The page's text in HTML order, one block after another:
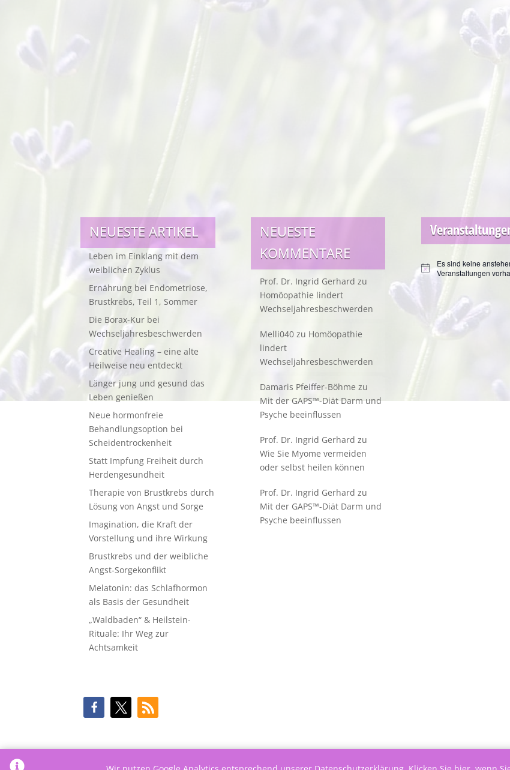
NEUESTE ARTIKEL
Leben im Einklang mit dem
weiblichen Zyklus
Ernährung bei Endometriose,
Brustkrebs, Teil 1, Sommer
Die Borax-Kur bei
Wechseljahresbeschwerden
Creative Healing – eine alte
Heilweise neu entdeckt
Länger jung und gesund das
Leben genießen
Neue hormonfreie
Behandlungsoption bei
Scheidentrockenheit
Statt Impfung Freiheit durch
Herdengesundheit
Therapie von Brustkrebs durch
Lösung von Angst und Sorge
Imagination, die Kraft der
Vorstellung und ihre Wirkung
Brustkrebs und der weibliche
Angst-Sorgekonflikt
Melatonin: das Schlafhormon
als Basis der Gesundheit
„Waldbaden“ & Heilstein-
Rituale: Ihr Weg zur
Achtsamkeit
NEUESTE
KOMMENTARE
Prof. Dr. Ingrid Gerhard zu
Homöopathie lindert
Wechseljahresbeschwerden
Melli040zu Homöopathie
lindert
Wechseljahresbeschwerden
Damaris Pfeiffer-Böhme zu
Mit der GAPS™-Diät Darm und
Psyche beeinflussen
Prof. Dr. Ingrid Gerhard zu
Wie Sie Myome vermeiden
oder selbst heilen können
Prof. Dr. Ingrid Gerhard zu
Mit der GAPS™-Diät Darm und
Psyche beeinflussen
Hinweis
Es sind keine
Veranstaltungen